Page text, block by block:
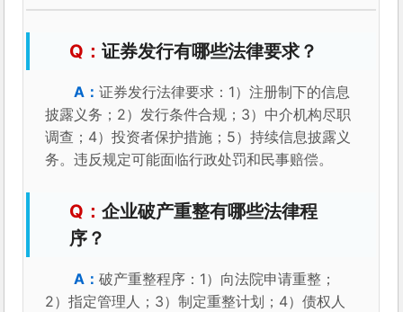
证券发行有哪些法律要求？
证券发行法律要求：1）注册制下的信息
披露义务；2）发行条件合规；3）中介机构尽职
调查；4）投资者保护措施；5）持续信息披露义
务。违反规定可能面临行政处罚和民事赔偿。
企业破产重整有哪些法律程
序？
破产重整程序：1）向法院申请重整；
2）指定管理人；3）制定重整计划；4）债权人